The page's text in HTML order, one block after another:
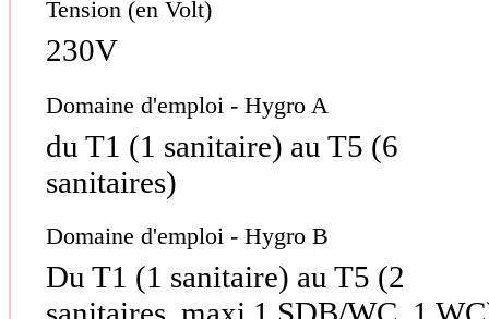
Tension (en Volt)
230V
Domaine d'emploi - Hygro A
du T1 (1 sanitaire) au T5 (6
sanitaires)
Domaine d'emploi - Hygro B
Du T1 (1 sanitaire) au T5 (2